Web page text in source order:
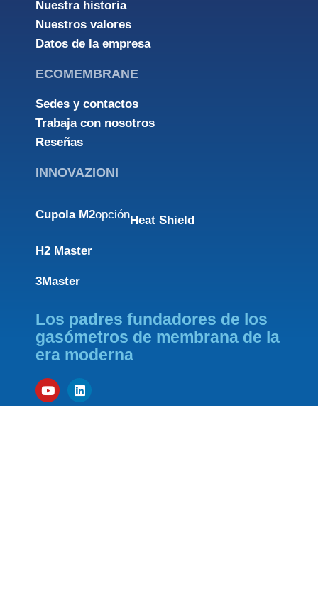
Nuestra historia
Nuestros valores
Datos de la empresa
ECOMEMBRANE
Sedes y contactos
Trabaja con nosotros
Reseñas
INNOVAZIONI
Cupola M2opciónHeat Shield
H2 Master
3Master
Los padres fundadores de los
gasómetros de membrana de la
era moderna